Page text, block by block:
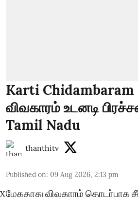
Karti Chidambaram
விவகாரம் உடனடி
Tamil Nadu
thanthitv
Published on: 09 Aug 2026, 2:13 pm
மேகதாது விவகாரம் தொடர்பாக
X